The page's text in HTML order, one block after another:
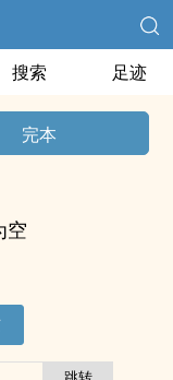
搜索 足迹
完本
空